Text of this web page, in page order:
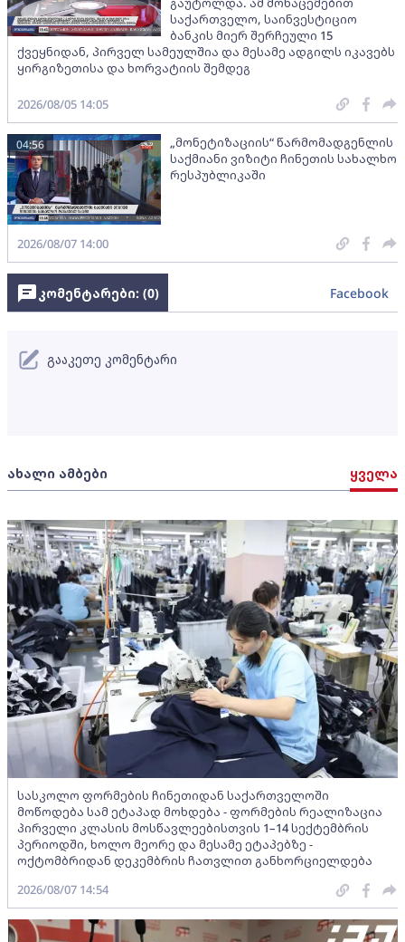
საქართველო, საინვესტიციო
ბანკის მიერ შერჩეული 15
ქვეყნიდან, პირველ სამეულშია და მესამე ადგილს იკავებს
ყირგიზეთისა და ხორვატიის შემდეგ
2026/08/05 14:05
„მონეტიზაციის“ წარმომადგენლის
საქმიანი ვიზიტი ჩინეთის სახალხო
რესპუბლიკაში
04:56
2026/08/07 14:00
ახალი ამბები ყველა
სასკოლო ფორმების ჩინეთიდან საქართველოში
მოწოდება სამ ეტაპად მოხდება - ფორმების რეალიზაცია
პირველი კლასის მოსწავლეებისთვის 1–14 სექტემბრის
პერიოდში, ხოლო მეორე და მესამე ეტაპებზე -
ოქტომბრიდან დეკემბრის ჩათვლით განხორციელდება
2026/08/07 14:54
კომენტარები: (0) Facebook
გააკეთე კომენტარი